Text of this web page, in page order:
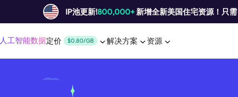
IP池更新!800,000+新增全新美国住宅资源！只需
人工智能数据定价 $0.80/GB 解决方案 资源